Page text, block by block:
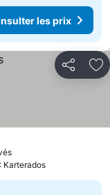
les prix
Partager
Karterados